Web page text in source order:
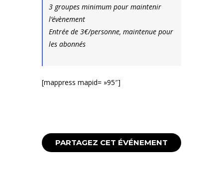
3 groupes minimum pour maintenir
l’évènement
Entrée de 3€/personne, maintenue pour
les abonnés
[mappress mapid= »95″]
PARTAGEZ CET ÉVÉNEMENT